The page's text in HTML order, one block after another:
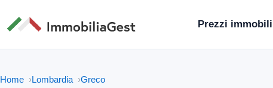
Prezzi immobili
Home Lombardia Greco